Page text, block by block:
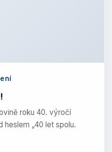
roku 40. výročí
heslem „40 let spolu.